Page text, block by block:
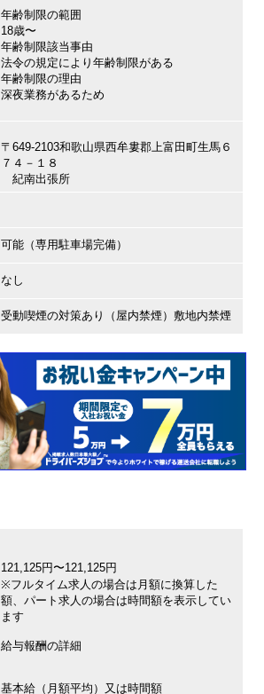
年齢制限の範囲
18歳〜
年齢制限該当事由
法令の規定により年齢制限がある
年齢制限の理由
深夜業務があるため
〒649-2103和歌山県西牟婁郡上富田町生馬６
７４－１８
紀南出張所
可能（専用駐車場完備）
なし
受動喫煙の対策あり（屋内禁煙）敷地内禁煙
121,125円〜121,125円
※フルタイム求人の場合は月額に換算した
額、パート求人の場合は時間額を表示してい
ます
給与報酬の詳細
基本給（月額平均）又は時間額